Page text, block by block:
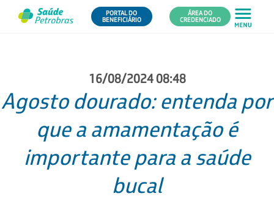
PORTAL DO
BENEFICIÁRIO
ÁREA DO
CREDENCIADO
16/08/2024 08:48
Agosto dourado: entenda por
que a amamentação é
importante para a saúde
bucal